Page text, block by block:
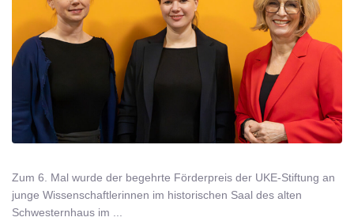
Zum 6. Mal wurde der begehrte Förderpreis der UKE-Stiftung an
junge Wissenschaftlerinnen im historischen Saal des alten
Schwesternhaus im ...